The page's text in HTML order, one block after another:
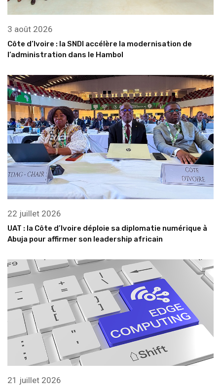
3 août 2026
Côte d’Ivoire : la SNDI accélère la modernisation de
l’administration dans le Hambol
22 juillet 2026
UAT : la Côte d’Ivoire déploie sa diplomatie numérique à
Abuja pour affirmer son leadership africain
21 juillet 2026